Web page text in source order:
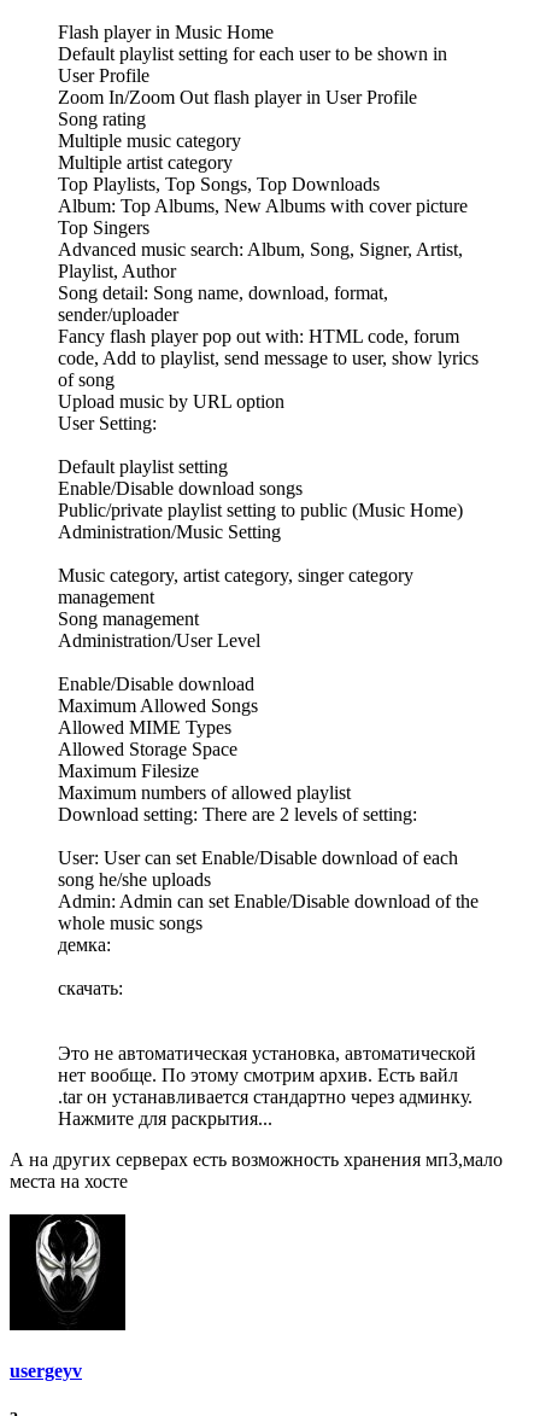
Flash player in Music Home
Default playlist setting for each user to be shown in
User Profile
Zoom In/Zoom Out flash player in User Profile
Song rating
Multiple music category
Multiple artist category
Top Playlists, Top Songs, Top Downloads
Album: Top Albums, New Albums with cover picture
Top Singers
Advanced music search: Album, Song, Signer, Artist,
Playlist, Author
Song detail: Song name, download, format,
sender/uploader
Fancy flash player pop out with: HTML code, forum
code, Add to playlist, send message to user, show lyrics
of song
Upload music by URL option
User Setting:
Default playlist setting
Enable/Disable download songs
Public/private playlist setting to public (Music Home)
Administration/Music Setting
Music category, artist category, singer category
management
Song management
Administration/User Level
Enable/Disable download
Maximum Allowed Songs
Allowed MIME Types
Allowed Storage Space
Maximum Filesize
Maximum numbers of allowed playlist
Download setting: There are 2 levels of setting:
User: User can set Enable/Disable download of each
song he/she uploads
Admin: Admin can set Enable/Disable download of the
whole music songs
демка:
скачать:
Это не автоматическая установка, автоматической
нет вообще. По этому смотрим архив. Есть вайл
.tar он устанавливается стандартно через админку.
Нажмите для раскрытия...
А на других серверах есть возможность хранения мп3,мало
места на хосте
usergeyv